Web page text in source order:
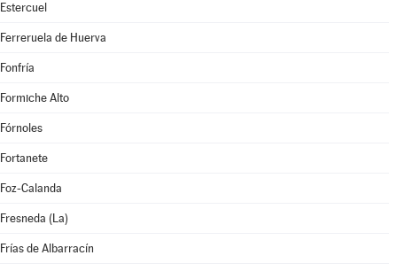
Estercuel
Ferreruela de Huerva
Fonfría
Formiche Alto
Fórnoles
Fortanete
Foz-Calanda
Fresneda (La)
Frías de Albarracín